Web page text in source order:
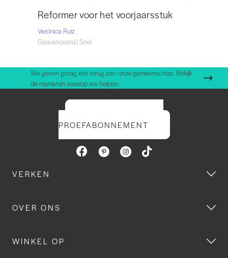
Reformer voor het voorjaarsstuk
Verónica Ruiz
Geavanceerd | Snel
We geven graag iets terug aan onze gemeenschap. Bekijk
de manieren waarop we helpen.
PROEFABONNEMENT
VERKEN
OVER ONS
WINKEL OP